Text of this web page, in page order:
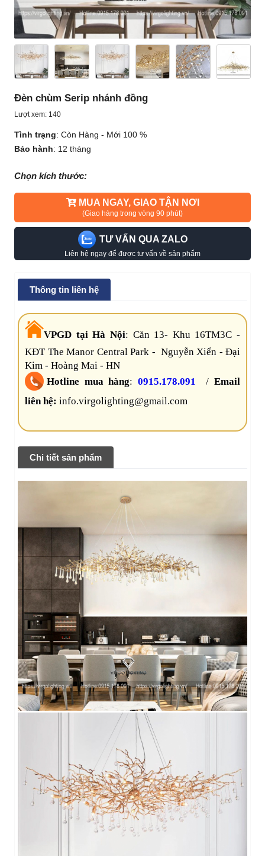
Đèn chùm Serip nhánh đồng
Lượt xem: 140
Tình trạng: Còn Hàng - Mới 100 %
Bảo hành: 12 tháng
Chọn kích thước:
MUA NGAY, GIAO TẬN NƠI
(Giao hàng trong vòng 90 phút)
TƯ VẤN QUA ZALO
Liên hệ ngay để được tư vấn về sản phẩm
Thông tin liên hệ
VPGD tại Hà Nội: Căn 13- Khu 16TM3C -
KĐT The Manor Central Park - Nguyễn Xiển - Đại
Kim - Hoàng Mai - HN
Hotline mua hàng:0915.178.091 /Email
liên hệ: info.virgolighting@gmail.com
Chi tiết sản phẩm